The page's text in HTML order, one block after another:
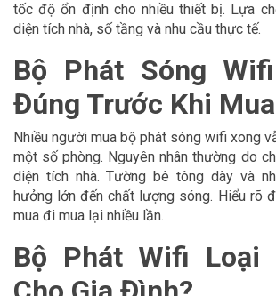
tốc độ ổn định cho nhiều thiết bị. Lựa
diện tích nhà, số tầng và nhu cầu thực tế.
Bộ Phát Sóng
Đúng Trước Khi Mua
Nhiều người mua bộ phát sóng wifi xong
một số phòng. Nguyên nhân thường do
diện tích nhà. Tường bê tông dày và
hưởng lớn đến chất lượng sóng. Hiểu rõ
mua đi mua lại nhiều lần.
Bộ Phát Wifi Loại